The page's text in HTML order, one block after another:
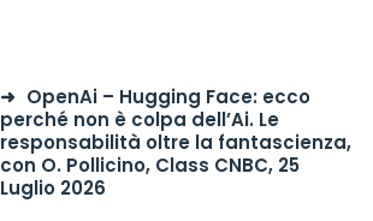
OpenAi – Hugging Face: ecco
perché non è colpa dell’Ai. Le
responsabilità oltre la fantascienza,
con O. Pollicino, Class CNBC, 25
Luglio 2026